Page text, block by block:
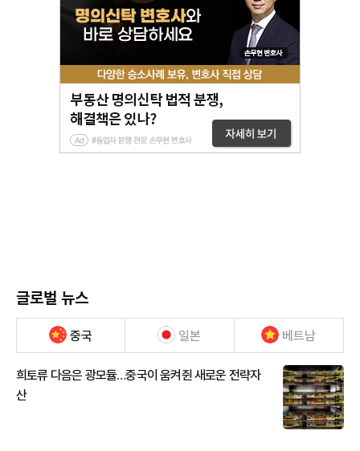
글로벌 뉴스
중국 일본 베트남
희토류 다음은 광모듈…중국이 움켜쥔 새로운 전략자
산